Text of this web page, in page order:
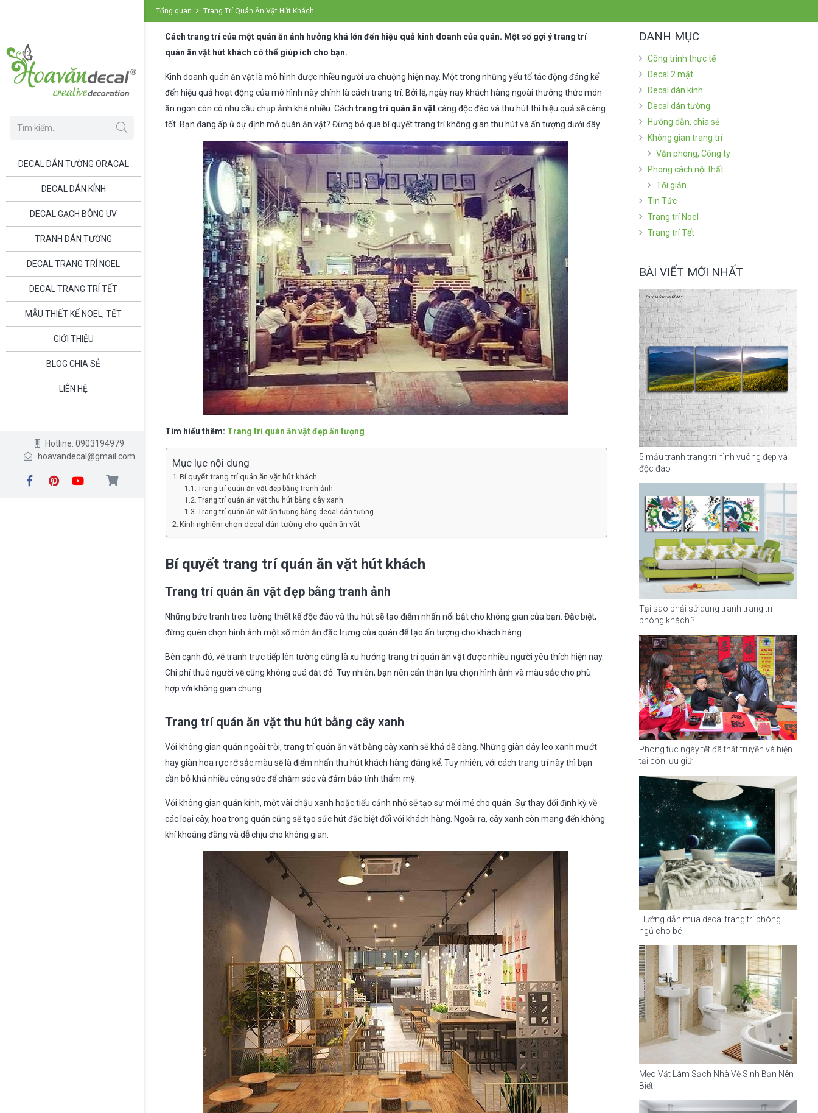
DECAL DÁN TƯỜNG ORACAL
DECAL DÁN KÍNH
DECAL GẠCH BÔNG UV
TRANH DÁN TƯỜNG
DECAL TRANG TRÍ NOEL
DECAL TRANG TRÍ TẾT
MẪU THIẾT KẾ NOEL, TẾT
GIỚI THIỆU
BLOG CHIA SẺ
LIÊN HỆ
Hotline: 0903194979
hoavandecal@gmail.com
Tổng quan Trang Trí Quán Ăn Vặt Hút Khách
Cách trang trí của một quán ăn ảnh hưởng khá lớn đến hiệu quả kinh doanh của quán. Một số gợi ý trang trí
quán ăn vặt hút khách có thể giúp ích cho bạn.
Kinh doanh quán ăn vặt là mô hình được nhiều người ưa chuộng hiện nay. Một trong những yếu tố tác động đáng kể
đến hiệu quả hoạt động của mô hình này chính là cách trang trí. Bởi lẽ, ngày nay khách hàng ngoài thưởng thức món
ăn ngon còn có nhu cầu chụp ảnh khá nhiều. Cách trang trí quán ăn vặtcàng độc đáo và thu hút thì hiệu quả sẽ càng
tốt. Bạn đang ấp ủ dự định mở quán ăn vặt? Đừng bỏ qua bí quyết trang trí không gian thu hút và ấn tượng dưới đây.
Tìm hiểu thêm: Trang trí quán ăn vặt đẹp ấn tượng
Mục lục nội dung
Bí quyết trang trí quán ăn vặt hút khách
Trang trí quán ăn vặt đẹp bằng tranh ảnh
Trang trí quán ăn vặt thu hút bằng cây xanh
Trang trí quán ăn vặt ấn tượng bằng decal dán tường
Kinh nghiệm chọn decal dán tường cho quán ăn vặt
Bí quyết trang trí quán ăn vặt hút khách
Trang trí quán ăn vặt đẹp bằng tranh ảnh
Những bức tranh treo tường thiết kế độc đáo và thu hút sẽ tạo điểm nhấn nổi bật cho không gian của bạn. Đặc biệt,
đừng quên chọn hình ảnh một số món ăn đặc trưng của quán để tạo ấn tượng cho khách hàng.
Bên cạnh đó, vẽ tranh trực tiếp lên tường cũng là xu hướng trang trí quán ăn vặt được nhiều người yêu thích hiện nay.
Chi phí thuê người vẽ cũng không quá đắt đỏ. Tuy nhiên, bạn nên cẩn thận lựa chọn hình ảnh và màu sắc cho phù
hợp với không gian chung.
Trang trí quán ăn vặt thu hút bằng cây xanh
Với không gian quán ngoài trời, trang trí quán ăn vặt bằng cây xanh sẽ khá dễ dàng. Những giàn dây leo xanh mướt
hay giàn hoa rực rỡ sắc màu sẽ là điểm nhấn thu hút khách hàng đáng kể. Tuy nhiên, với cách trang trí này thì bạn
cần bỏ khá nhiều công sức để chăm sóc và đảm bảo tính thẩm mỹ.
Với không gian quán kính, một vài chậu xanh hoặc tiểu cảnh nhỏ sẽ tạo sự mới mẻ cho quán. Sự thay đổi định kỳ về
các loại cây, hoa trong quán cũng sẽ tạo sức hút đặc biệt đối với khách hàng. Ngoài ra, cây xanh còn mang đến không
khí khoáng đãng và dễ chịu cho không gian.
DANH MỤC
Công trình thực tế
Decal 2 mặt
Decal dán kính
Decal dán tường
Hướng dẫn, chia sẻ
Không gian trang trí
Văn phòng, Công ty
Phong cách nội thất
Tối giản
Tin Tức
Trang trí Noel
Trang trí Tết
BÀI VIẾT MỚI NHẤT
5 mẫu tranh trang trí hình vuông đẹp và
độc đáo
Tại sao phải sử dụng tranh trang trí
phòng khách ?
Phong tục ngày tết đã thất truyền và hiện
tại còn lưu giữ
Hướng dẫn mua decal trang trí phòng
ngủ cho bé
Mẹo Vặt Làm Sạch Nhà Vệ Sinh Bạn Nên
Biết